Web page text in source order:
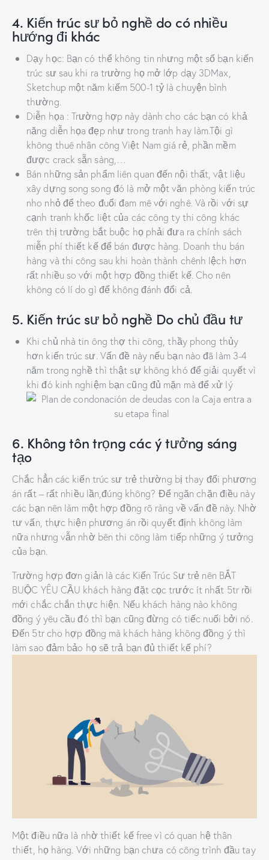
4. Kiến trúc sư bỏ nghề do có nhiều
hướng đi khác
Dạy học: Bạn có thể không tin nhưng một số bạn kiến
trúc sư sau khi ra trường họ mở lớp dạy 3DMax,
Sketchup một năm kiếm 500-1 tỷ là chuyện bình
thường.
Diễn họa : Trường hợp này dành cho các bạn có khả
năng diễn họa đẹp như trong tranh hay làm.Tội gì
không thuê nhân công Việt Nam giá rẻ, phần mềm
được crack sẵn sàng,…
Bán những sản phẩm liên quan đến nội thất, vật liệu
xây dựng song song đó là mở một văn phòng kiến trúc
nho nhỏ để theo đuổi đam mê với nghê. Và rồi với sự
cạnh tranh khốc liệt của các công ty thi công khác
trên thị trường bắt buộc họ phải đưa ra chính sách
miễn phí thiết kế để bán được hàng. Doanh thu bán
hàng và thi công sau khi hoàn thành chênh lệch hơn
rất nhiều so với một hợp đồng thiết kế. Cho nên
không có lí do gì để không đánh đổi cả.
5. Kiến trúc sư bỏ nghề Do chủ đầu tư
Khi chủ nhà tin ông thợ thi công, thầy phong thủy
hơn kiến trúc sư. Vấn đề này nếu bạn nào đã làm 3-4
năm trong nghề thì thật sự không khó để giải quyết vì
khi đó kinh nghiệm bạn cũng đủ mặn mà để xử lý
6. Không tôn trọng các ý tưởng sáng
tạo
Chắc hẳn các kiến trúc sư trẻ thường bị thay đổi phương
án rất – rất nhiều lần,đúng không? Để ngăn chặn điều này
các bạn nên làm một hợp đồng rõ ràng về vấn đề này. Nhờ
tư vấn, thực hiện phương án rồi quyết định không làm
nữa nhưng vẫn nhờ bên thi công làm tiếp những ý tưởng
của bạn.
Trường hợp đơn giản là các Kiến Trúc Sư trẻ nên BẮT
BUỘC YÊU CẦU khách hàng đặt cọc trước ít nhất 5tr rồi
mới chắc chắn thực hiện. Nếu khách hàng nào không
đồng ý yêu cầu đó thì bạn cũng đừng có tiếc nuối bởi nó.
Đến 5tr cho hợp đồng mà khách hàng không đồng ý thì
làm sao đảm bảo họ sẽ trả bạn đủ thiết kế phí?
Một điều nữa là nhờ thiết kế free vì có quan hệ thân
thiết, họ hàng. Với những bạn chưa có công trình đầu tay